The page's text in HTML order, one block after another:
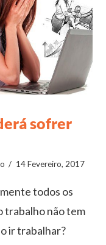
sofrer
14 Fevereiro, 2017
todos os
trabalho não tem
ir trabalhar?